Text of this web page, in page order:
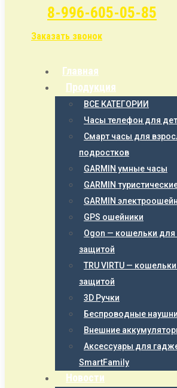
8-996-605-05-85
Заказать звонок
Главная
Продукция
ВСЕ КАТЕГОРИИ
Часы телефон для
Смарт часы для
подростков
GARMIN умные часы
GARMIN
GARMIN
GPS ошейники
Ogon — кошельки для
защитой
TRU VIRTU —
защитой
3D Ручки
Беспроводные
Внешние
Аксессуары для
SmartFamily
Новости